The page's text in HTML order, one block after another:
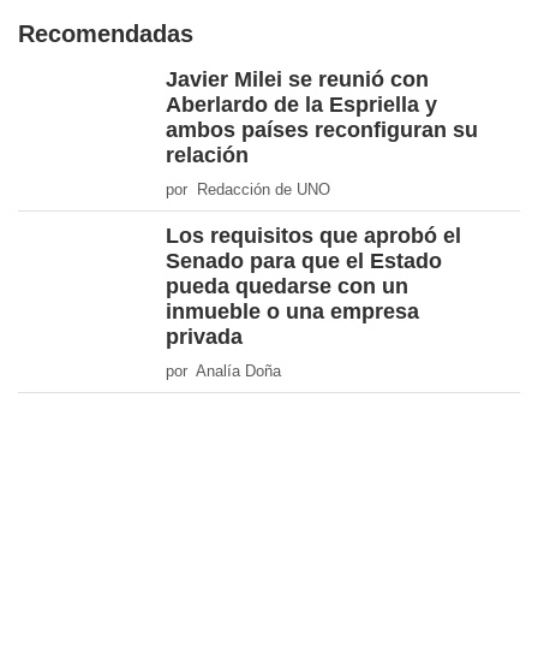
Recomendadas
Javier Milei se reunió con
Aberlardo de la Espriella y
ambos países reconfiguran su
relación
por Redacción de UNO
Los requisitos que aprobó el
Senado para que el Estado
pueda quedarse con un
inmueble o una empresa
privada
por Analía Doña